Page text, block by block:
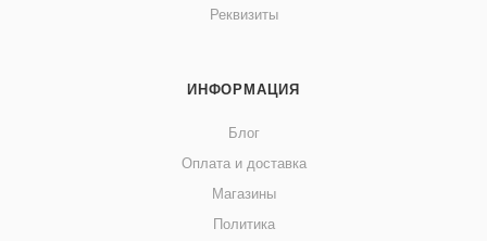
Реквизиты
ИНФОРМАЦИЯ
Блог
Оплата и доставка
Магазины
Политика